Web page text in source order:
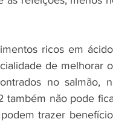
ricos em
de melhorar
no salmão,
também não pode
trazer